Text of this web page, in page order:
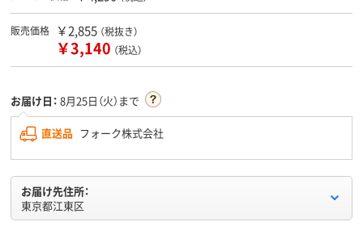
販売価格 ￥2,855 （税抜き）
￥3,140 （税込）
お届け日： 8月25日（火）まで
直送品 フォーク株式会社
お届け先住所：
東京都江東区